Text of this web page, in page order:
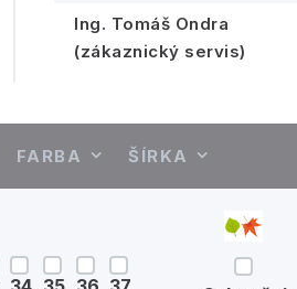
Ing. Tomáš Ondra
(zákaznický servis)
FARBA ŠÍRKA